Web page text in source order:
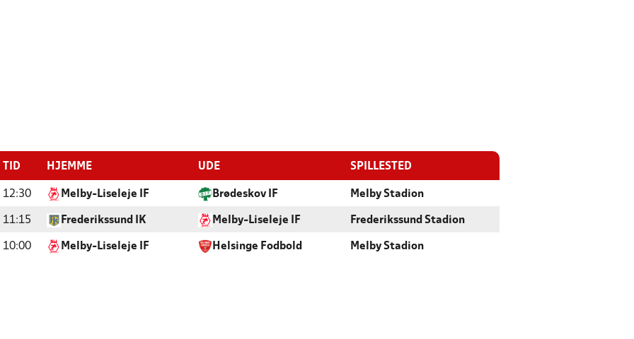
TID HJEMME UDE SPILLESTED
12:30 Melby-Liseleje IF Brødeskov IF Melby Stadion
11:15 Frederikssund IK Melby-Liseleje IF Frederikssund Stadion
10:00 Melby-Liseleje IF Helsinge Fodbold Melby Stadion